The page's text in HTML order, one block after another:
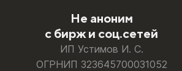
аккаунтов РФ и РБ мы бесплатно за
или Турции
Товар активируется на ваши
Не аноним
с бирж и соц.сетей
ИП Устимов И. С.
ОГРНИП 323645700031052